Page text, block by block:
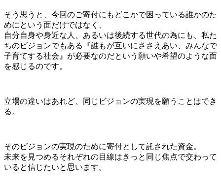
そう思うと、今回のご寄付にもどこかで困っている誰かのた
めにという面だけではなく、
自分自身や身近な人、あるいは後続する世代の為にも、私た
ちのビジョンでもある『誰もが互いにささえあい、みんなで
子育てする社会』が必要なのだという願いや希望のような面
を感じるのです。
立場の違いはあれど、同じビジョンの実現を願うことはでき
る。
そのビジョンの実現のために寄付として託された資金。
未来を見つめるそれぞれの目線はきっと同じ焦点で交わって
いると信じたいと思います。